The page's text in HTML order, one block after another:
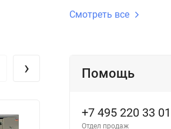
Сейф
›
Смотреть все
Помощь
+7 495 220 33 01
Отдел продаж